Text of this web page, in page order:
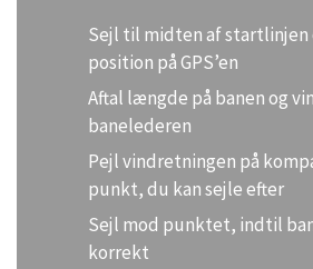
Sejl til midten af startlinjen
position på GPS’en
Aftal længde på banen og
banelederen
Pejl vindretningen på
punkt, du kan sejle efter
Sejl mod punktet, indtil
korrekt